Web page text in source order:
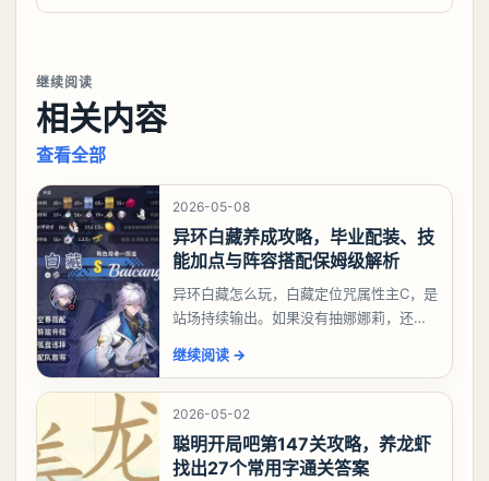
继续阅读
相关内容
查看全部
2026-05-08
异环白藏养成攻略，毕业配装、技
能加点与阵容搭配保姆级解析
异环白藏怎么玩，白藏定位咒属性主C，是
站场持续输出。如果没有抽娜娜莉，还没
有娜娜莉缺另外一个二队C想打深渊也可以
考虑养个白藏
继续阅读 →
2026-05-02
聪明开局吧第147关攻略，养龙虾
找出27个常用字通关答案